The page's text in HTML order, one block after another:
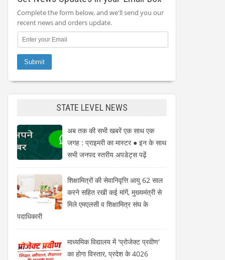
Complete the form below, and we'll send you our
recent news and orders update.
STATE LEVEL NEWS
अब तक की सभी खबरें एक साथ एक
जगह : प्राइमरी का मास्टर ● इन के साथ
सभी जनपद स्तरीय अपडेट्स पढ़ें
शिक्षामित्रों की सेवानिवृत्ति आयु 62 साल
करने सहित रखी कई मांगें, मुख्यमंत्री से
मिले एमएलसी व शिक्षामित्र संघ के
पदाधिकारी
माध्यमिक विद्यालय में 'प्रोजेक्ट प्रवीण'
का होगा विस्तार, प्रदेश के 4026